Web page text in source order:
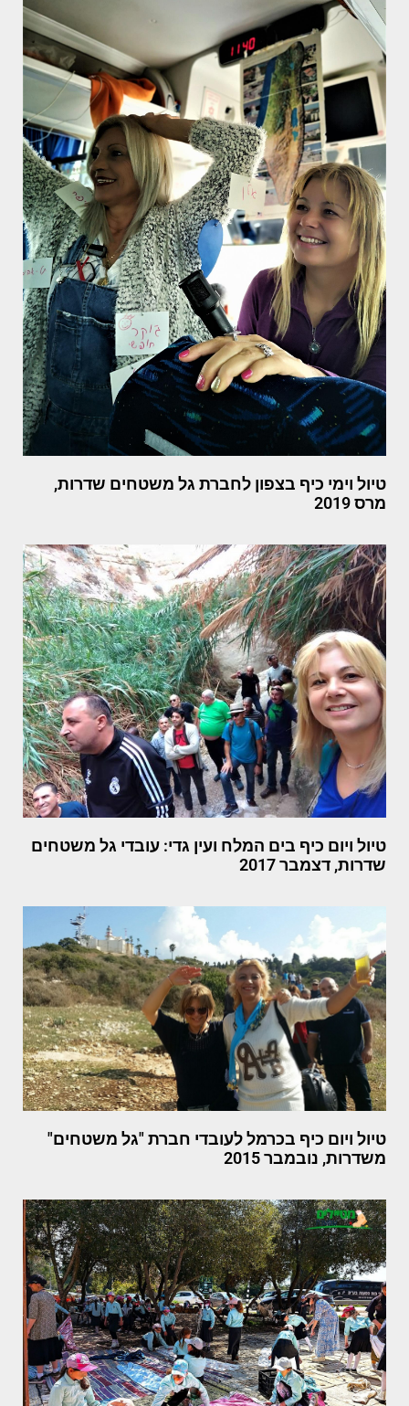
טיול וימי כיף בצפון לחברת גל משטחים שדרות,
מרס 2019
טיול ויום כיף בים המלח ועין גדי: עובדי גל משטחים
שדרות, דצמבר 2017
טיול ויום כיף בכרמל לעובדי חברת "גל משטחים"
משדרות, נובמבר 2015